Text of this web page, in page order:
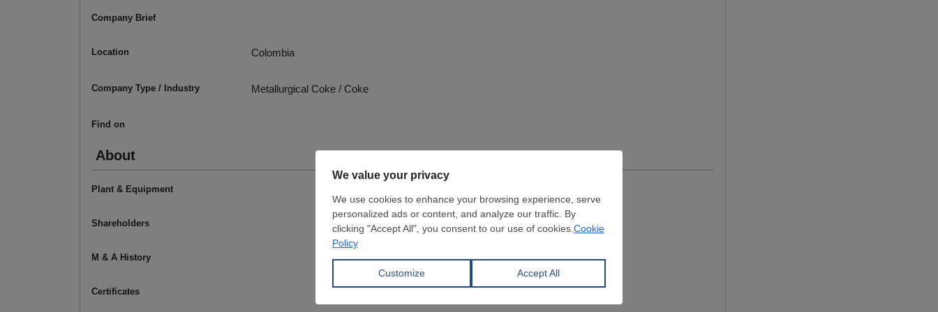
Company Brief
Location Colombia
Company Type / Industry Metallurgical Coke / Coke
Find on
About
Plant & Equipment
Shareholders
M & A History
Certificates